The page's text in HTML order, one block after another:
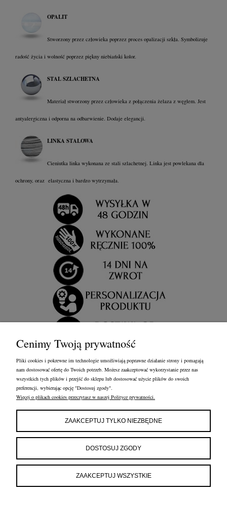
OPALIT
Stworzony przez człowieka poprzez proces opalizacji szkła. Symbolizuje
radość życia i wolność poprzez piękny niebiański kolor.
STAL SZLACHETNA
Materiał stworzony przez człowieka z połączenia żelaza z węglem. Jest
antyalergiczna i odporna na odbarwienie. Dodaje elegancji.
LINKA STALOWA
Cieniutka linka wykonana ze stali szlachetnej. Linka jest powlekana dla
ochrony, oraz elastyczna i bardzo wytrzymała.
OBSŁUGA KLIENTA FRANCOW JEWELRY
FRANCOW JEWELRY
ul. Kossaka 4/8, 49-200 Grodków
tel:660596974
e-mail:shop@francow.com
NIP: 7471775402
Cenimy Twoją prywatność
Pliki cookies i pokrewne im technologie umożliwiają poprawne działanie strony i pomagają
nam dostosować ofertę do Twoich potrzeb. Możesz zaakceptować wykorzystanie przez nas
wszystkich tych plików i przejść do sklepu lub dostosować użycie plików do swoich
preferencji, wybierając opcję "Dostosuj zgody".
Więcej o plikach cookies przeczytasz w naszej Polityce prywatności.
ZAAKCEPTUJ TYLKO NIEZBĘDNE
DOSTOSUJ ZGODY
ZAAKCEPTUJ WSZYSTKIE